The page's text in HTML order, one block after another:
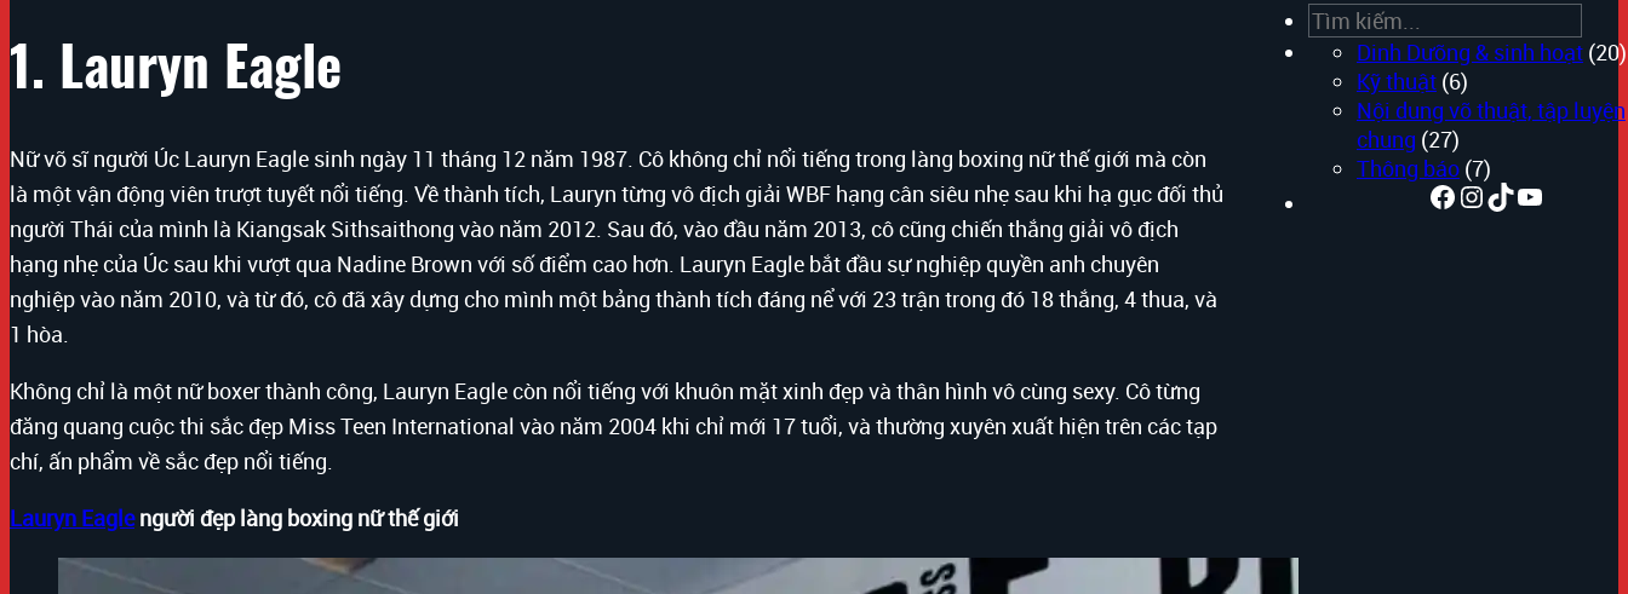
1. Lauryn Eagle
Nữ võ sĩ người Úc Lauryn Eagle sinh ngày 11 tháng 12 năm 1987. Cô không chỉ nổi tiếng trong làng boxing nữ thế giới mà còn
là một vận động viên trượt tuyết nổi tiếng. Về thành tích, Lauryn từng vô địch giải WBF hạng cân siêu nhẹ sau khi hạ gục đối thủ
người Thái của mình là Kiangsak Sithsaithong vào năm 2012. Sau đó, vào đầu năm 2013, cô cũng chiến thắng giải vô địch
hạng nhẹ của Úc sau khi vượt qua Nadine Brown với số điểm cao hơn. Lauryn Eagle bắt đầu sự nghiệp quyền anh chuyên
nghiệp vào năm 2010, và từ đó, cô đã xây dựng cho mình một bảng thành tích đáng nể với 23 trận trong đó 18 thắng, 4 thua, và
1 hòa.
Không chỉ là một nữ boxer thành công, Lauryn Eagle còn nổi tiếng với khuôn mặt xinh đẹp và thân hình vô cùng sexy. Cô từng
đăng quang cuộc thi sắc đẹp Miss Teen International vào năm 2004 khi chỉ mới 17 tuổi, và thường xuyên xuất hiện trên các tạp
chí, ấn phẩm về sắc đẹp nổi tiếng.
Lauryn Eaglengười đẹp làng boxing nữ thế giới
Search
Dinh Dưỡng & sinh hoạt(20)
Kỹ thuật(6)
Nội dung võ thuật, tập luyện
chung (27)
Thông báo(7)
Facebook
Instagram
TikTok
Youtube